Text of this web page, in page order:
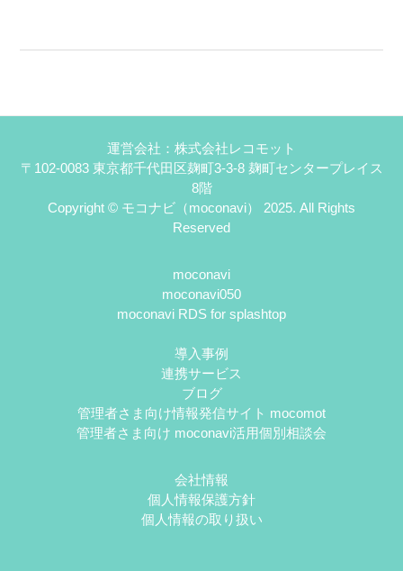
運営会社：株式会社レコモット
〒102-0083 東京都千代田区麹町3-3-8 麹町センタープレイス
8階
Copyright © モコナビ（moconavi） 2025. All Rights
Reserved
moconavi
moconavi050
moconavi RDS for splashtop
導入事例
連携サービス
ブログ
管理者さま向け情報発信サイト mocomot
管理者さま向け moconavi活用個別相談会
会社情報
個人情報保護方針
個人情報の取り扱い